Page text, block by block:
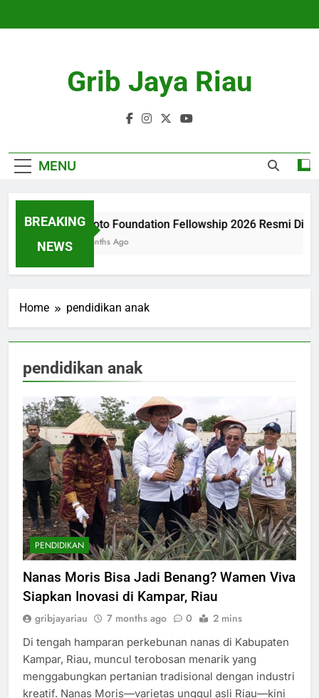
Grib Jaya Riau
MENU
BREAKING
NEWS
Tanoto Foundation Fellowship 2026 Resmi
4 Months Ago
Home pendidikan anak
pendidikan anak
PENDIDIKAN
Nanas Moris Bisa Jadi Benang? Wamen Viva
Siapkan Inovasi di Kampar, Riau
gribjayariau 7 months ago 0 2 mins
Di tengah hamparan perkebunan nanas di Kabupaten
Kampar, Riau, muncul terobosan menarik yang
menggabungkan pertanian tradisional dengan industri
kreatif. Nanas Moris—varietas unggul asli Riau—kini